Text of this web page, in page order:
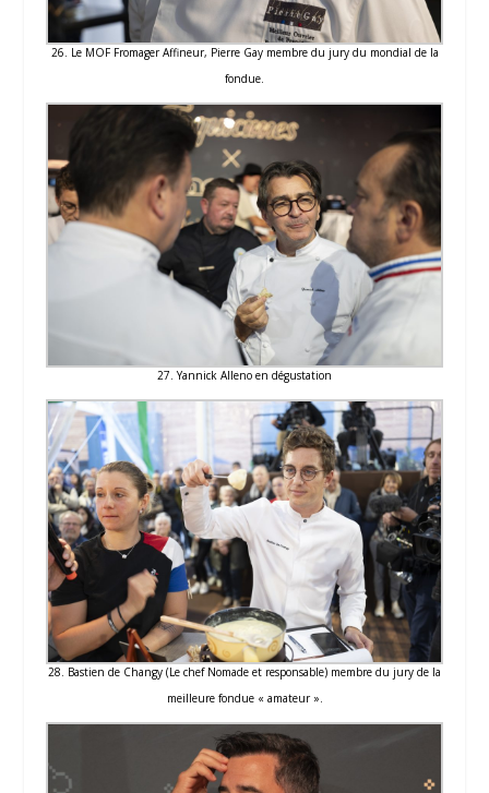
26. Le MOF Fromager Affineur, Pierre Gay membre du jury du mondial de la
fondue.
27. Yannick Alleno en dégustation
28. Bastien de Changy (Le chef Nomade et responsable) membre du jury de la
meilleure fondue « amateur ».